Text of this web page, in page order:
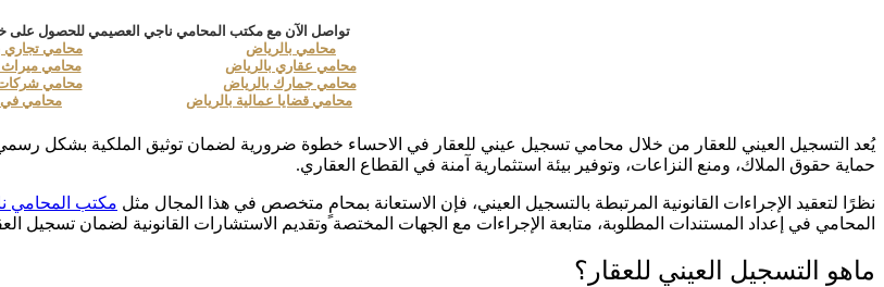
تواصل الآن مع مكتب المحامي ناجي العصيمي للحصول على
محامي بالرياض
محامي تجاري
محامي عقاري بالرياض
محامي ميراث
محامي جمارك بالرياض
محامي
محامي قضايا عمالية بالرياض
محامي في
يُعد التسجيل العيني للعقار من خلال محامي تسجيل عيني للعقار في الاحساء خطوة ضرورية لضمان توثيق الملكية بشكل رسمي
حماية حقوق الملاك، ومنع النزاعات، وتوفير بيئة استثمارية آمنة في القطاع العقاري.
نظرًا لتعقيد الإجراءات القانونية المرتبطة بالتسجيل العيني، فإن الاستعانة بمحامٍ متخصص في هذا المجال مثل مكتب المحامي
المحامي في إعداد المستندات المطلوبة، متابعة الإجراءات مع الجهات المختصة وتقديم الاستشارات القانونية لضمان تسجيل
ماهو التسجيل العيني للعقار؟